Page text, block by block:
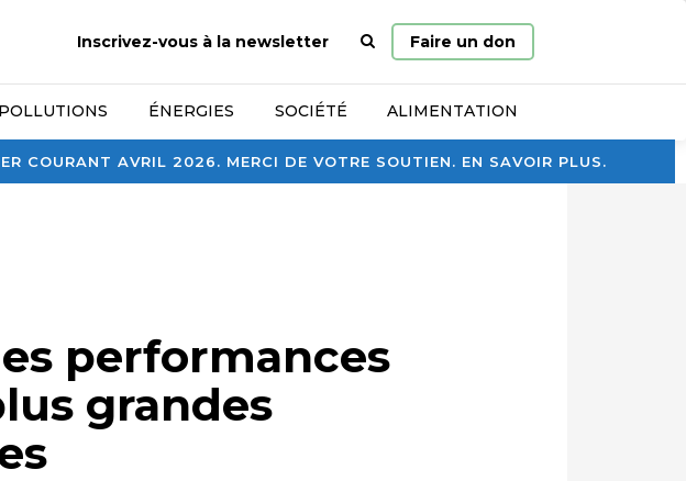
COURANT AVRIL 2026. MERCI DE VOTRE SOUTIEN. EN SAVOIR PLUS.
Inscrivez-vous à la newsletter
Page
d’accueil
Faire un don
POLLUTIONS ÉNERGIES SOCIÉTÉ ALIMENTATION
performances
grandes